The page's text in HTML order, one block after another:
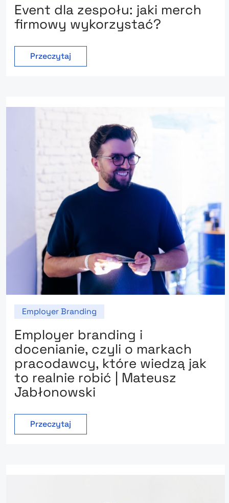
Event dla zespołu: jaki merch
firmowy wykorzystać?
Przeczytaj
Employer Branding
Employer branding i
docenianie, czyli o markach
pracodawcy, które wiedzą jak
to realnie robić | Mateusz
Jabłonowski
Przeczytaj